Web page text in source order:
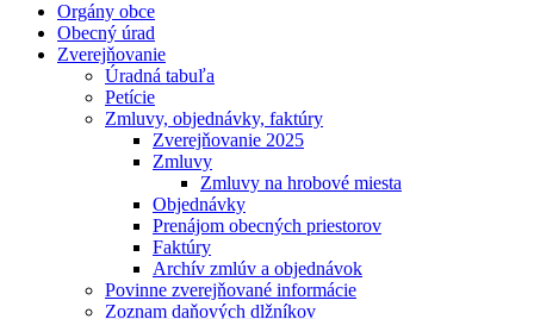
Orgány obce
Obecný úrad
Zverejňovanie
Úradná tabuľa
Petície
Zmluvy, objednávky, faktúry
Zverejňovanie 2025
Zmluvy
Zmluvy na hrobové miesta
Objednávky
Prenájom obecných priestorov
Faktúry
Archív zmlúv a objednávok
Povinne zverejňované informácie
Zoznam daňových dlžníkov